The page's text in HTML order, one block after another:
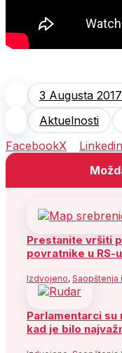
3 Augusta 2017
Aktuelnosti
FacebookX Linkedin
Prestanite vršiti
povratnike u RS-u
Izdvojeno, Saopštenja
Parlamentarci su
kad je bilo